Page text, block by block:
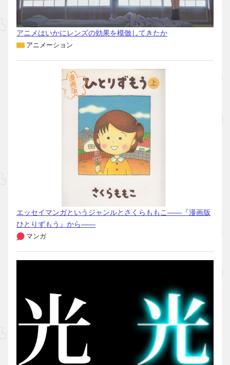
アニメはいかにレンズの効果を模倣してきたか
アニメーション
エッセイマンガというジャンルとさくらももこ――『漫画版
ひとりずもう』から――
マンガ